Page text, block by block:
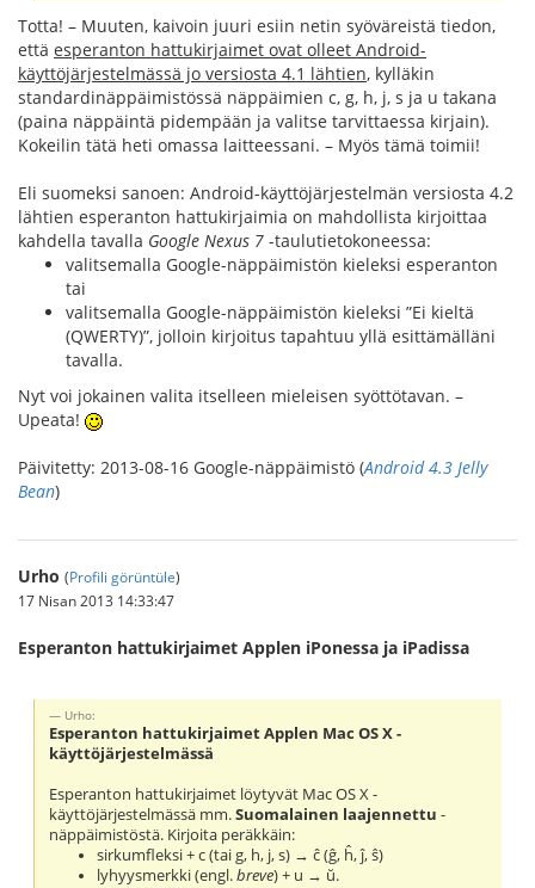
Totta! – Muuten, kaivoin juuri esiin netin syöväreistä tiedon,
että esperanton hattukirjaimet ovat olleet Android-
käyttöjärjestelmässä jo versiosta 4.1 lähtien, kylläkin
standardinäppäimistössä näppäimien c, g, h, j, s ja u takana
(paina näppäintä pidempään ja valitse tarvittaessa kirjain).
Kokeilin tätä heti omassa laitteessani. – Myös tämä toimii!
Eli suomeksi sanoen: Android-käyttöjärjestelmän versiosta 4.2
lähtien esperanton hattukirjaimia on mahdollista kirjoittaa
kahdella tavalla Google Nexus 7 -taulutietokoneessa:
valitsemalla Google-näppäimistön kieleksi esperanton
tai
valitsemalla Google-näppäimistön kieleksi ”Ei kieltä
(QWERTY)”, jolloin kirjoitus tapahtuu yllä esittämälläni
tavalla.
Nyt voi jokainen valita itselleen mieleisen syöttötavan. –
Upeata!
Päivitetty: 2013-08-16 Google-näppäimistö (Android 4.3 Jelly
Bean)
Urho (Profili görüntüle)
17 Nisan 2013 14:33:47
Esperanton hattukirjaimet Applen iPonessa ja iPadissa
Urho:
Esperanton hattukirjaimet Applen Mac OS X -
käyttöjärjestelmässä
Esperanton hattukirjaimet löytyvät Mac OS X -
käyttöjärjestelmässä mm.Suomalainen laajennettu -
näppäimistöstä. Kirjoita peräkkäin:
sirkumfleksi + c (tai g, h, j, s) → ĉ (ĝ, ĥ, ĵ, ŝ)
lyhyysmerkki (engl.breve) + u → ŭ.